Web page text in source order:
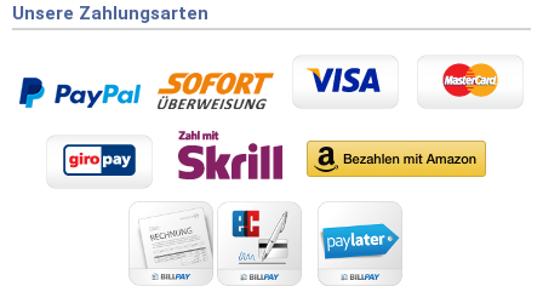
Unsere Zahlungsarten